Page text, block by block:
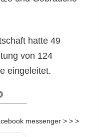
hatte 49
von 124
eingeleitet.
messenger > > >